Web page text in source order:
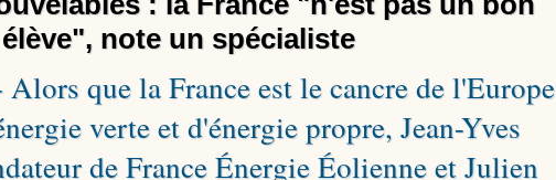
élève", note un spécialiste
que la France est le cancre de l'Europe
verte et d'énergie propre, Jean-Yves
de France Énergie Éolienne et Julien